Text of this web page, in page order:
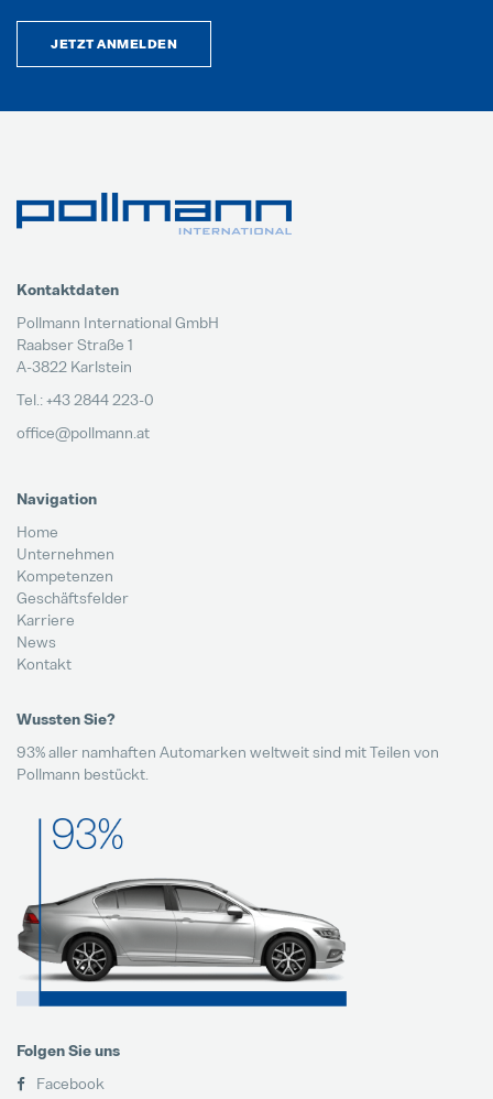
JETZT ANMELDEN
Kontaktdaten
Pollmann International GmbH
Raabser Straße 1
A-3822 Karlstein
Tel.: +43 2844 223-0
office@pollmann.at
Navigation
Home
Unternehmen
Kompetenzen
Geschäftsfelder
Karriere
News
Kontakt
Wussten Sie?
93% aller namhaften Automarken weltweit sind mit Teilen von
Pollmann bestückt.
Folgen Sie uns
Facebook